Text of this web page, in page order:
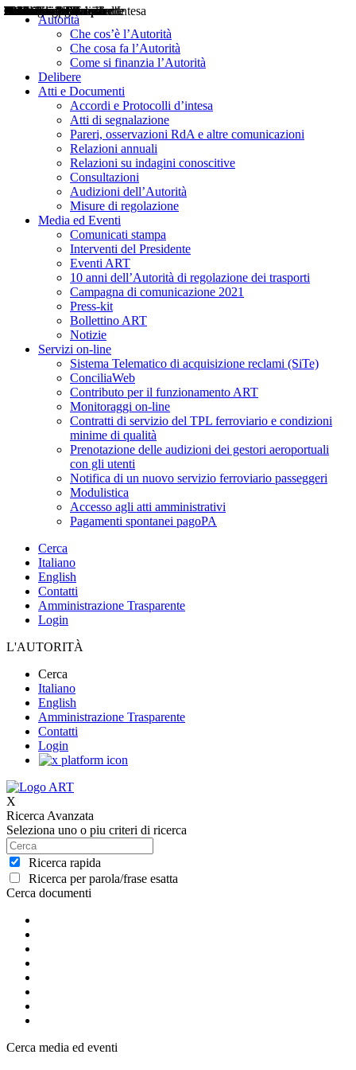
Autorità
Che cos’è l’Autorità
Che cosa fa l’Autorità
Come si finanzia l’Autorità
Delibere
Atti e Documenti
Accordi e Protocolli d’intesa
Atti di segnalazione
Pareri, osservazioni RdA e altre comunicazioni
Relazioni annuali
Relazioni su indagini conoscitive
Consultazioni
Audizioni dell’Autorità
Misure di regolazione
Media ed Eventi
Comunicati stampa
Interventi del Presidente
Eventi ART
10 anni dell’Autorità di regolazione dei trasporti
Campagna di comunicazione 2021
Press-kit
Bollettino ART
Notizie
Servizi on-line
Sistema Telematico di acquisizione reclami (SiTe)
ConciliaWeb
Contributo per il funzionamento ART
Monitoraggi on-line
Contratti di servizio del TPL ferroviario e condizioni
minime di qualità
Prenotazione delle audizioni dei gestori aeroportuali
con gli utenti
Notifica di un nuovo servizio ferroviario passeggeri
Modulistica
Accesso agli atti amministrativi
Pagamenti spontanei pagoPA
Cerca
Italiano
English
Contatti
Amministrazione Trasparente
Login
L'AUTORITÀ
Cerca
Italiano
English
Amministrazione Trasparente
Contatti
Login
X
Ricerca Avanzata
Seleziona uno o piu criteri di ricerca
Ricerca rapida
Ricerca per parola/frase esatta
Cerca documenti
Delibere
Pareri
Consultazioni
Audizioni
Atti di Segnalazione
Accordi e Protocolli d'Intesa
Relazioni annuali
Misure di regolazione
Cerca media ed eventi
Notizie
Comunicati Stampa
Bollettini ART
Convegni ART
Interviste del Presidente
Articoli in primo piano
Interventi del Presidente
2004
2005
2010
2013
2014
2015
2016
2017
2018
2019
202
2020
2021
2022
2023
2024
2025
2026
Aereo
Marittimo
Terrestre